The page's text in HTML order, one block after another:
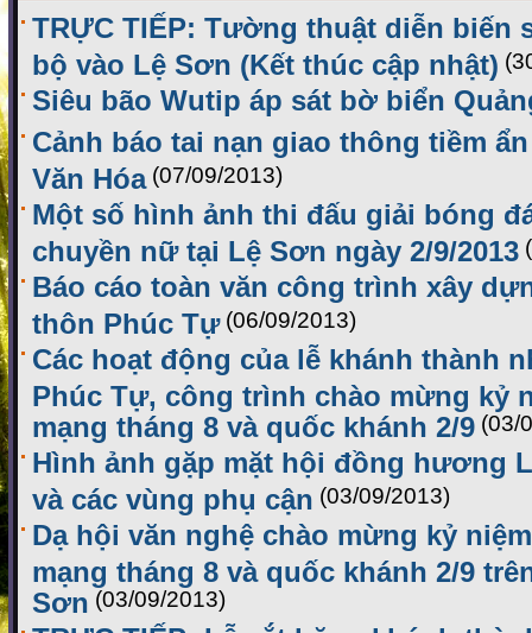
TRỰC TIẾP: Tường thuật diễn biến
bộ vào Lệ Sơn (Kết thúc cập nhật)
Siêu bão Wutip áp sát bờ biển
Cảnh báo tai nạn giao thông tiềm
Văn Hóa (07/09/2013)
Một số hình ảnh thi đấu giải bóng
chuyền nữ tại Lệ Sơn ngày 2/9/2013
Báo cáo toàn văn công trình xây
thôn Phúc Tự (06/09/2013)
Các hoạt động của lễ khánh thành
Phúc Tự, công trình chào mừng kỷ
mạng tháng 8 và quốc khánh 2/9 (03/
Hình ảnh gặp mặt hội đồng hương
và các vùng phụ cận (03/09/2013)
Dạ hội văn nghệ chào mừng kỷ
mạng tháng 8 và quốc khánh 2/9
Sơn (03/09/2013)